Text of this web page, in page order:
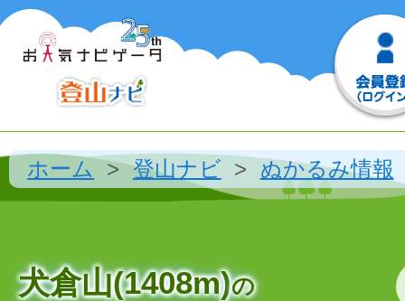
ホーム 登山ナビ ぬかるみ情報
犬倉山(1408m)の